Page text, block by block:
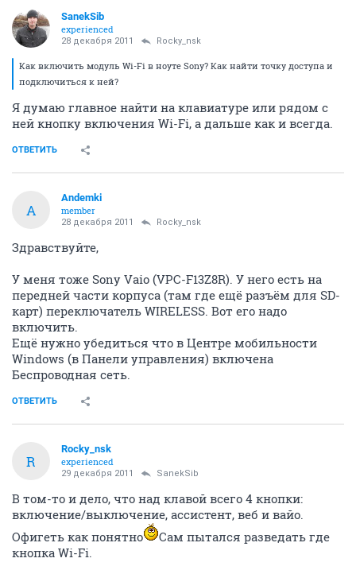
SanekSib
experienced
28 декабря 2011 Rocky_nsk
Как включить модуль Wi-Fi в ноуте Sony? Как найти точку доступа и
подключиться к ней?
Я думаю главное найти на клавиатуре или рядом с
ней кнопку включения Wi-Fi, а дальше как и всегда.
ОТВЕТИТЬ
A
Andemki
member
28 декабря 2011 Rocky_nsk
Здравствуйте,
У меня тоже Sony Vaio (VPC-F13Z8R). У него есть на
передней части корпуса (там где ещё разъём для SD-
карт) переключатель WIRELESS. Вот его надо
включить.
Ещё нужно убедиться что в Центре мобильности
Windows (в Панели управления) включена
Беспроводная сеть.
ОТВЕТИТЬ
R
Rocky_nsk
experienced
29 декабря 2011 SanekSib
В том-то и дело, что над клавой всего 4 кнопки:
включение/выключение, ассистент, веб и вайо.
Офигеть как понятно
Сам пытался разведать где
кнопка Wi-Fi.